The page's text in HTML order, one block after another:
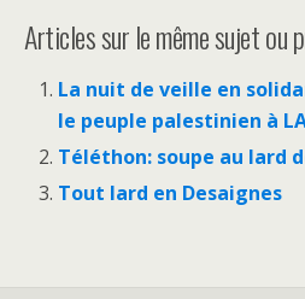
Articles sur le même sujet ou
La nuit de veille en
le peuple palestinien à
Téléthon: soupe au lard
Tout lard en Desaignes